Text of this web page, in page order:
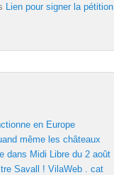
Lien pour signer la pétition
en Europe
même les châteaux
dans Midi Libre du 2 août
Savall ! VilaWeb . cat